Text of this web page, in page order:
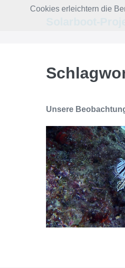
Unsere
Der
Indische
Rotfeuerfisch
im
Ionischen
Meer
Cookies erleichtern die